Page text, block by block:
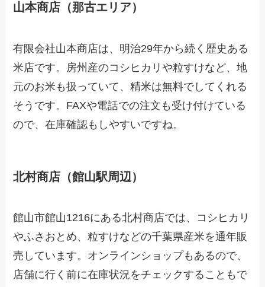
山本商店（那古エリア）
有限会社山本商店は、明治29年から続く歴史ある
米店です。房州産のコシヒカリや粒すけなど、地
元のお米も扱っていて、精米は無料でしてくれる
そうです。FAXや電話での注文も受け付けている
ので、在庫確認もしやすいですね。
北村商店（館山駅周辺）
館山市館山1216にある北村商店では、コシヒカリ
やふさおとめ、粒すけなどの千葉県産米を通年販
売しています。オンラインショップもあるので、
店舗に行く前に在庫状況をチェックすることもで